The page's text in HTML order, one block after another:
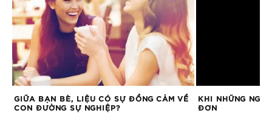
GIỮA BẠN BÈ, LIỆU CÓ SỰ ĐỒNG CẢM VỀ
CON ĐƯỜNG SỰ NGHIỆP?
KHI NHỮNG
ĐƠN